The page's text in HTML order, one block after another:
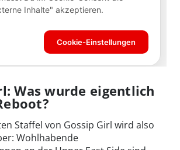
Was wurde eigentlich
Staffel von Gossip Girl wird also
Wohlhabende